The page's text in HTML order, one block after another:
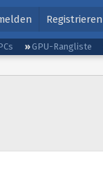
Registrieren
GPU-Rangliste